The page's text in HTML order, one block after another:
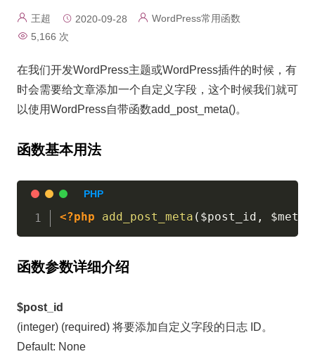
王超 2020-09-28
WordPress常用函数
5,166 次
在我们开发WordPress主题或WordPress插件的时候，有
时会需要给文章添加一个自定义字段，这个时候我们就可
以使用WordPress自带函数add_post_meta()。
函数基本用法
<?php add_post_meta ( $post_id ,
函数参数详细介绍
$post_id
(integer) (required) 将要添加自定义字段的日志 ID。
Default: None